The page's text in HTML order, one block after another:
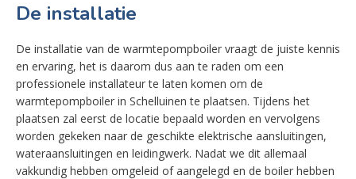
De installatie
De installatie van de warmtepompboiler vraagt de juiste kennis
en ervaring, het is daarom dus aan te raden om een
professionele installateur te laten komen om de
warmtepompboiler in Schelluinen te plaatsen. Tijdens het
plaatsen zal eerst de locatie bepaald worden en vervolgens
worden gekeken naar de geschikte elektrische aansluitingen,
wateraansluitingen en leidingwerk. Nadat we dit allemaal
vakkundig hebben omgeleid of aangelegd en de boiler hebben